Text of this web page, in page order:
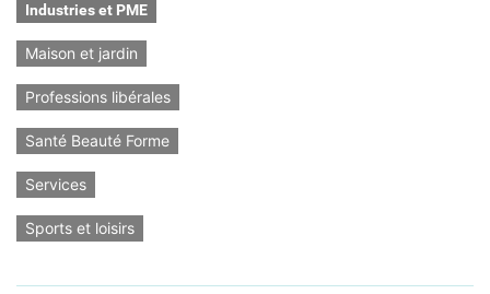
Industries et PME
Maison et jardin
Professions libérales
Santé Beauté Forme
Services
Sports et loisirs